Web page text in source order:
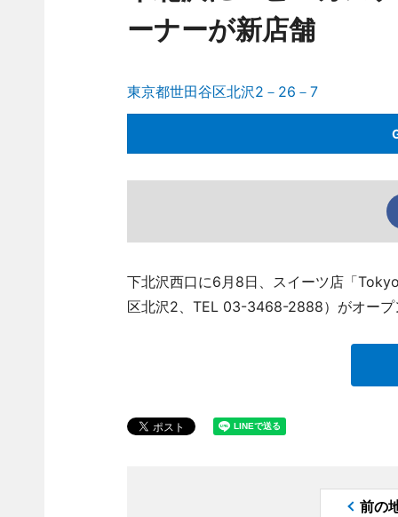
ーナーが新店舗
東京都世田谷区北沢2－26－7
下北沢西口に6月8日、スイーツ店「
区北沢2、TEL 03-3468-2888）がオープ
前の